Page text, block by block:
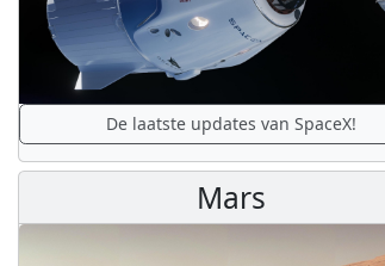
De laatste updates van SpaceX!
Mars